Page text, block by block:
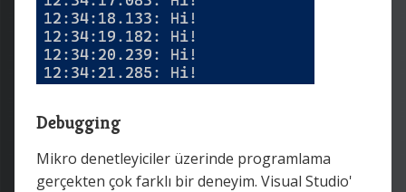
Debugging
Mikro denetleyiciler üzerinde programlama
gerçekten çok farklı bir deneyim. Visual Studio'